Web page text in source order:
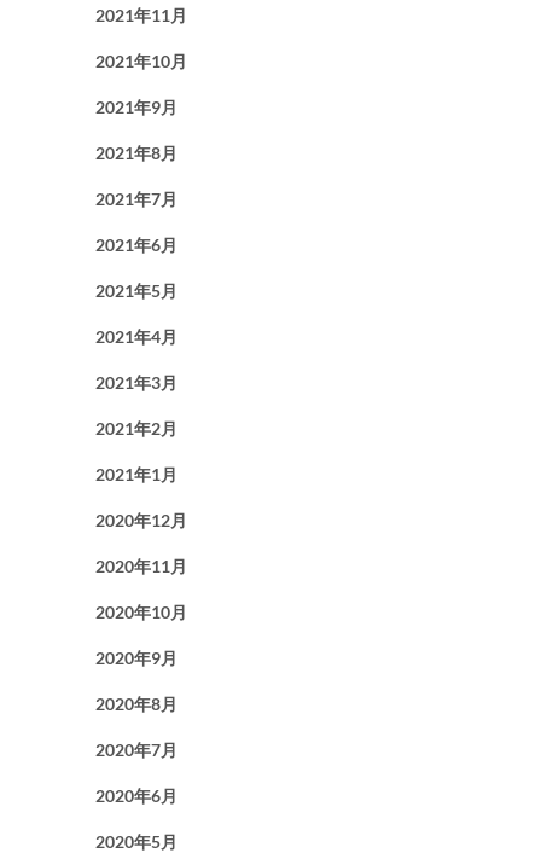
2021年11月
2021年10月
2021年9月
2021年8月
2021年7月
2021年6月
2021年5月
2021年4月
2021年3月
2021年2月
2021年1月
2020年12月
2020年11月
2020年10月
2020年9月
2020年8月
2020年7月
2020年6月
2020年5月